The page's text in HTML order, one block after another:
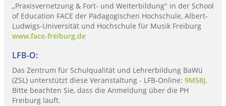
„Praxisvernetzung & Fort- und Weiterbildung" in der School
of Education FACE der Pädagogischen Hochschule, Albert-
Ludwigs-Universität und Hochschule für Musik Freiburg
www.face-freiburg.de
LFB-O:
Das Zentrum für Schulqualität und Lehrerbildung BaWü
(ZSL) unterstützt diese Veranstaltung - LFB-Online: 9M58J.
Bitte beachten Sie, dass die Anmeldung über die PH
Freiburg läuft.